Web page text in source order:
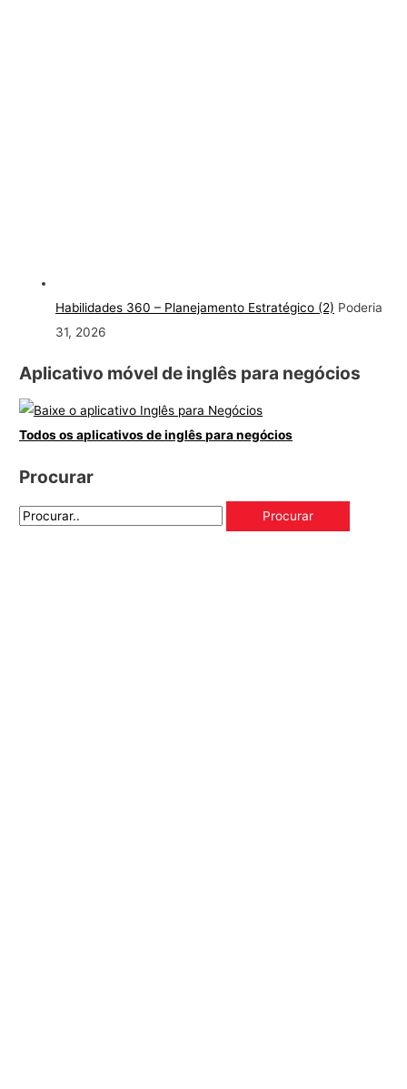
Habilidades 360 – Planejamento Estratégico (2) Poderia
31, 2026
Aplicativo móvel de inglês para negócios
Todos os aplicativos de inglês para negócios
Procurar